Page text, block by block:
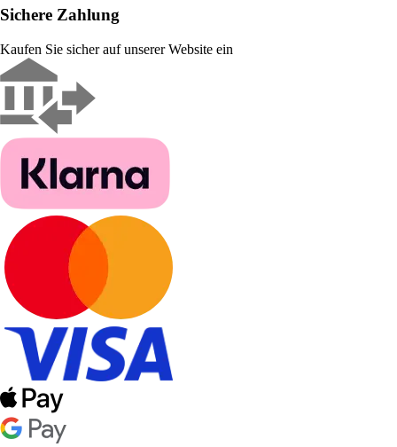
Sichere Zahlung
Kaufen Sie sicher auf unserer Website ein